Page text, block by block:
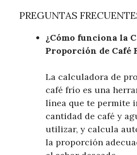
PREGUNTAS
¿Cómo funciona la
Proporción de Café
La calculadora de
café frío es una
línea que te permite
cantidad de café y
utilizar, y calcula
la proporción